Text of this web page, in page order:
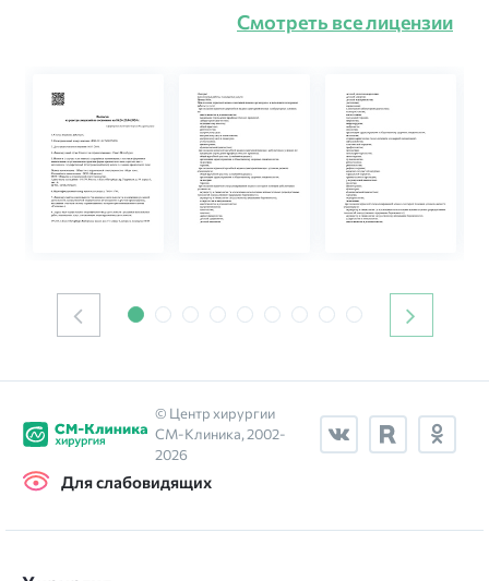
Смотреть все лицензии
© Центр хирургии
СМ‑Клиника, 2002-
2026
Для слабовидящих